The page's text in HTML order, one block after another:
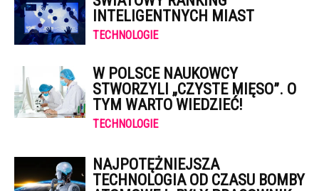
INTELIGENTNYCH MIAST
TECHNOLOGIE
W POLSCE NAUKOWCY
STWORZYLI „CZYSTE MIĘSO”. O
TYM WARTO WIEDZIEĆ!
TECHNOLOGIE
NAJPOTĘŻNIEJSZA
TECHNOLOGIA OD CZASU BOMBY